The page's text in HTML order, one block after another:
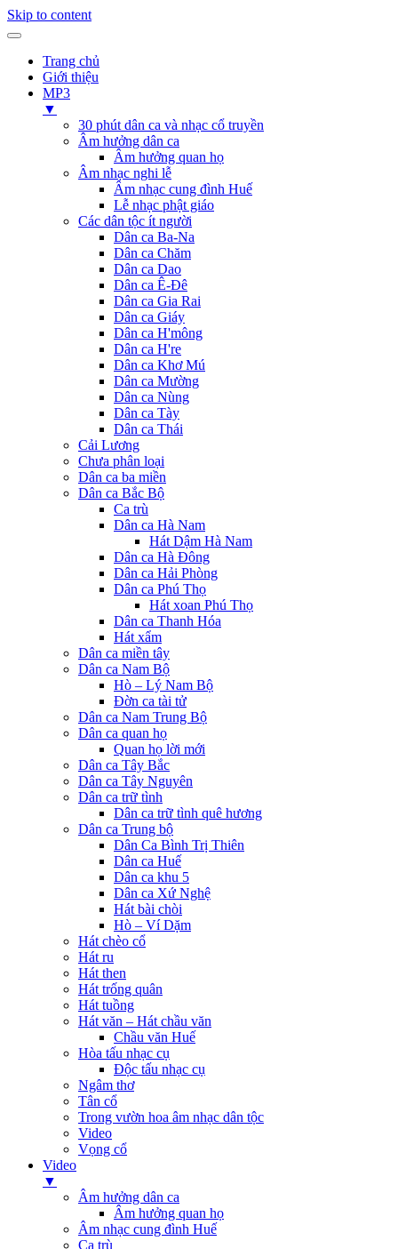
Skip to content
Trang chủ
Giới thiệu
MP3
▼
30 phút dân ca và nhạc cổ truyền
Âm hưởng dân ca
Âm hưởng quan họ
Âm nhạc nghi lễ
Âm nhạc cung đình Huế
Lễ nhạc phật giáo
Các dân tộc ít người
Dân ca Ba-Na
Dân ca Chăm
Dân ca Dao
Dân ca Ê-Đê
Dân ca Gia Rai
Dân ca Giáy
Dân ca H'mông
Dân ca H're
Dân ca Khơ Mú
Dân ca Mường
Dân ca Nùng
Dân ca Tày
Dân ca Thái
Cải Lương
Chưa phân loại
Dân ca ba miền
Dân ca Bắc Bộ
Ca trù
Dân ca Hà Nam
Hát Dậm Hà Nam
Dân ca Hà Đông
Dân ca Hải Phòng
Dân ca Phú Thọ
Hát xoan Phú Thọ
Dân ca Thanh Hóa
Hát xẩm
Dân ca miền tây
Dân ca Nam Bộ
Hò – Lý Nam Bộ
Đờn ca tài tử
Dân ca Nam Trung Bộ
Dân ca quan họ
Quan họ lời mới
Dân ca Tây Bắc
Dân ca Tây Nguyên
Dân ca trữ tình
Dân ca trữ tình quê hương
Dân ca Trung bộ
Dân Ca Bình Trị Thiên
Dân ca Huế
Dân ca khu 5
Dân ca Xứ Nghệ
Hát bài chòi
Hò – Ví Dặm
Hát chèo cổ
Hát ru
Hát then
Hát trống quân
Hát tuồng
Hát văn – Hát chầu văn
Chầu văn Huế
Hòa tấu nhạc cụ
Độc tấu nhạc cụ
Ngâm thơ
Tân cổ
Trong vườn hoa âm nhạc dân tộc
Video
Vọng cổ
Video
▼
Âm hưởng dân ca
Âm hưởng quan họ
Âm nhạc cung đình Huế
Ca trù